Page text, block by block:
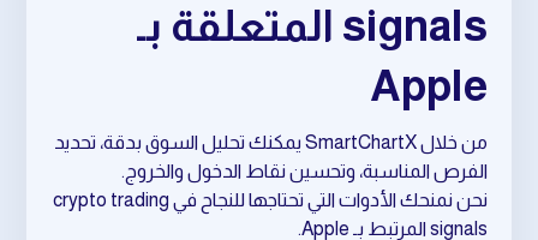
signals المتعلقة بـ
Apple
من خلال SmartChartX يمكنك تحليل السوق بدقة، تحديد
الفرص المناسبة، وتحسين نقاط الدخول والخروج.
نحن نمنحك الأدوات التي تحتاجها للنجاح في crypto trading
signals المرتبط بـ Apple.